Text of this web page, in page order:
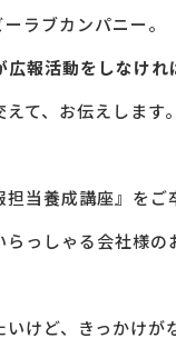
ラブカンパニー。
広報活動をしなけれ
て、お伝えします。
担当養成講座』をご
っしゃる会社様の
けど、きっかけが